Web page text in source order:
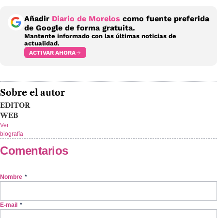
Añadir Diario de Morelos como fuente preferida
de Google de forma gratuita.
Mantente informado con las últimas noticias de
actualidad.
ACTIVAR AHORA
Sobre el autor
EDITOR
WEB
Ver
biografía
Comentarios
Nombre *
E-mail *